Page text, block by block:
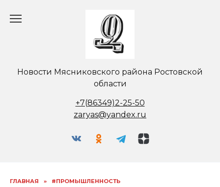
Новости Мясниковского района Ростовской
области
+7(86349)2-25-50
zaryas@yandex.ru
ГЛАВНАЯ » #ПРОМЫШЛЕННОСТЬ